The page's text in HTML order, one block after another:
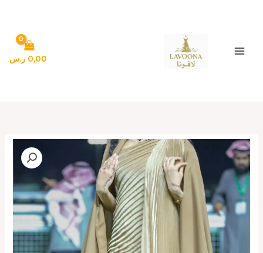
0,00 ر.س